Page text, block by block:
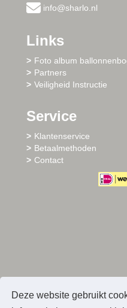
Deze website gebruikt
info@sharlo.nl
Links
Foto album
Partners
Veiligheid Instructie
Service
Klantenservice
Betaalmethoden
Contact